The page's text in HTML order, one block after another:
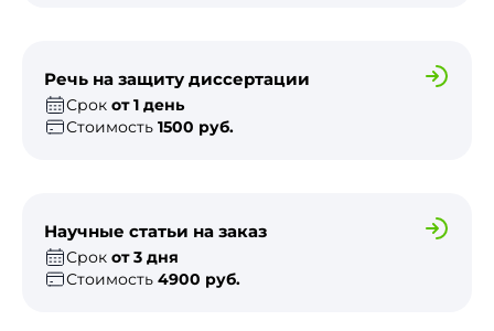
Речь на защиту диссертации
Срок от 1 день
Стоимость 1500 руб.
Научные статьи на заказ
Срок от 3 дня
Стоимость 4900 руб.